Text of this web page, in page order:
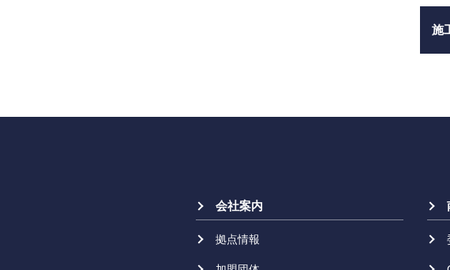
施
会社案内
拠点情報